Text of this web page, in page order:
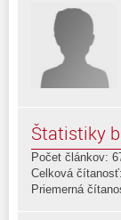
Štatistiky
Počet článkov:
Celková
Priemerná